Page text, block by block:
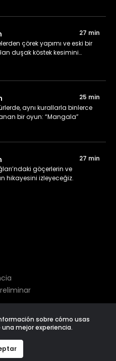
27 min
çörek yapımı ve eski bir
duşak köstek kesimini
25 min
aynı kurallarla binlerce
bir oyun: “Mangala”
27 min
göçerlerin ve
hikayesini izleyeceğiz.
reservados
sobre cómo usas
mejor experiencia.